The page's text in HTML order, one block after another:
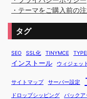
・テーマをご購入前の
タグ
SEO SSL化 TINYMCE
インストール
ウィジェッ
サイトマップ サーバー設定
ドロップシッピング バックア